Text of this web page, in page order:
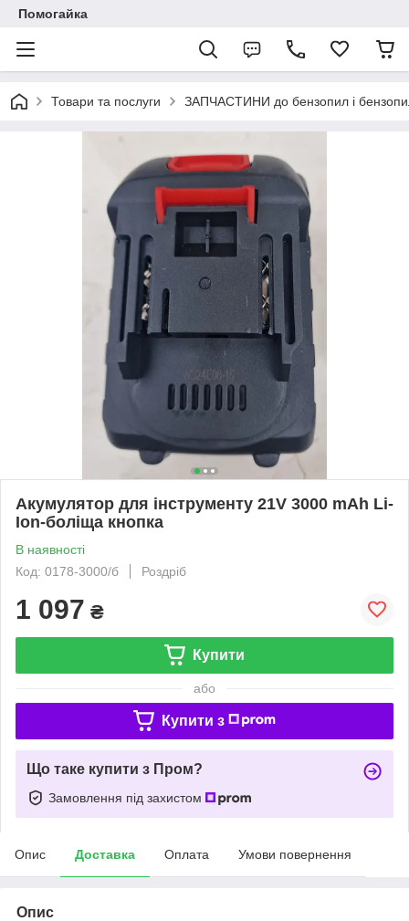
Помогайка
Товари та послуги ЗАПЧАСТИНИ до бензопил і
Акумулятор для інструменту 21V 3000 mAh Li-
Ion-боліща кнопка
В наявності
Код: 0178-3000/б
Роздріб
1 097 ₴
Купити
або
Купити з
Що таке купити з Пром?
Замовлення під захистом
Опис Доставка Оплата Умови повернення
Опис